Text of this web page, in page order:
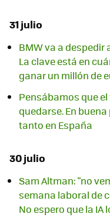
31 julio
BMW va a despedir
La clave está en
ganar un millón de
Pensábamos que
quedarse. En
tanto en España
30 julio
Sam Altman: "no
semana laboral de
No espero que la IA